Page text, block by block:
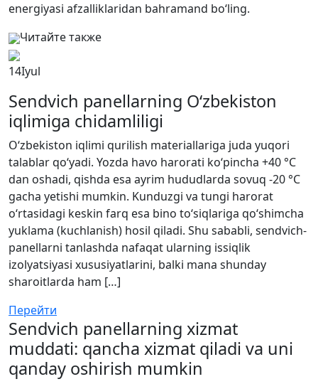
energiyasi afzalliklaridan bahramand bo‘ling.
Читайте также
14Iyul
Sendvich panellarning O‘zbekiston
iqlimiga chidamliligi
O‘zbekiston iqlimi qurilish materiallariga juda yuqori
talablar qo‘yadi. Yozda havo harorati ko‘pincha +40 °C
dan oshadi, qishda esa ayrim hududlarda sovuq -20 °C
gacha yetishi mumkin. Kunduzgi va tungi harorat
o‘rtasidagi keskin farq esa bino to‘siqlariga qo‘shimcha
yuklama (kuchlanish) hosil qiladi. Shu sababli, sendvich-
panellarni tanlashda nafaqat ularning issiqlik
izolyatsiyasi xususiyatlarini, balki mana shunday
sharoitlarda ham […]
Перейти
Sendvich panellarning xizmat
muddati: qancha xizmat qiladi va uni
qanday oshirish mumkin